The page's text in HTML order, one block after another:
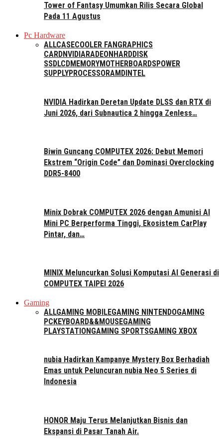
Tower of Fantasy Umumkan Rilis Secara Global
Pada 11 Agustus
Pc Hardware
ALLCASECOOLER FANGRAPHICS
CARDNVIDIARADEONHARDDISK
SSDLCDMEMORYMOTHERBOARDSPOWER
SUPPLYPROCESSORAMDINTEL
NVIDIA Hadirkan Deretan Update DLSS dan RTX di
Juni 2026, dari Subnautica 2 hingga Zenless…
Biwin Guncang COMPUTEX 2026: Debut Memori
Ekstrem “Origin Code” dan Dominasi Overclocking
DDR5-8400
Minix Dobrak COMPUTEX 2026 dengan Amunisi AI
Mini PC Berperforma Tinggi, Ekosistem CarPlay
Pintar, dan…
MINIX Meluncurkan Solusi Komputasi AI Generasi di
COMPUTEX TAIPEI 2026
Gaming
ALLGAMING MOBILEGAMING NINTENDOGAMING
PCKEYBOARD&&MOUSEGAMING
PLAYSTATIONGAMING SPORTSGAMING XBOX
nubia Hadirkan Kampanye Mystery Box Berhadiah
Emas untuk Peluncuran nubia Neo 5 Series di
Indonesia
HONOR Maju Terus Melanjutkan Bisnis dan
Ekspansi di Pasar Tanah Air.